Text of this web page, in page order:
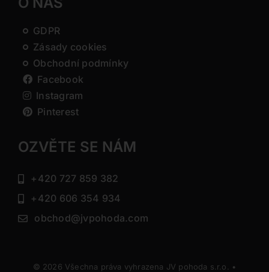
GDPR
Zásady cookies
Obchodní podmínky
Facebook
Instagram
Pinterest
OZVĚTE SE NÁM
+420 727 859 382
+420 606 354 934
obchod@jvpohoda.com
© 2026 Všechna práva vyhrazena JV pohoda s.r.o. •